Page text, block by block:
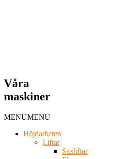
Våra
maskiner
MENUMENU
Höjdarbeten
Liftar
Saxliftar